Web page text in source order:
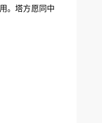
。塔方愿同中